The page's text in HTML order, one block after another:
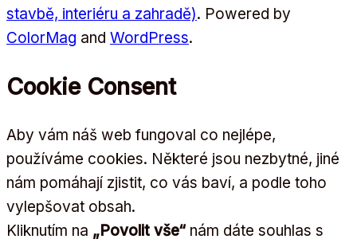
stavbě, interiéru a zahradě). Powered by
ColorMag and WordPress.